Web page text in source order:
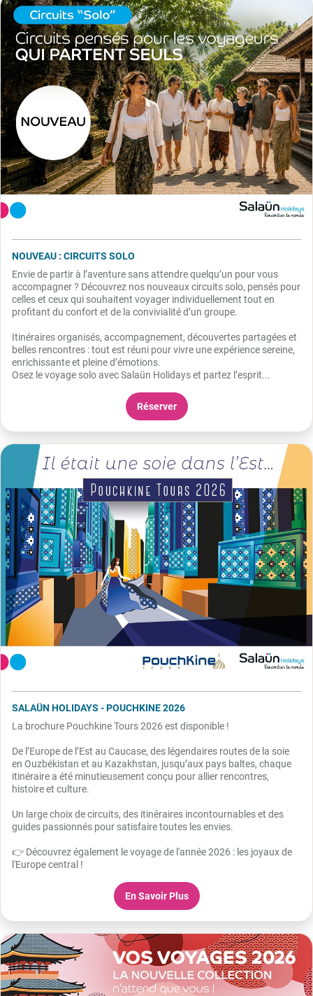
NOUVEAU : CIRCUITS SOLO
Envie de partir à l’aventure sans attendre quelqu’un pour vous
accompagner ? Découvrez nos nouveaux circuits solo, pensés pour
celles et ceux qui souhaitent voyager individuellement tout en
profitant du confort et de la convivialité d’un groupe.
Itinéraires organisés, accompagnement, découvertes partagées et
belles rencontres : tout est réuni pour vivre une expérience sereine,
enrichissante et pleine d’émotions.
Osez le voyage solo avec Salaün Holidays et partez l’esprit...
Réserver
SALAÜN HOLIDAYS - POUCHKINE 2026
La brochure Pouchkine Tours 2026 est disponible !
De l’Europe de l’Est au Caucase, des légendaires routes de la soie
en Ouzbékistan et au Kazakhstan, jusqu’aux pays baltes, chaque
itinéraire a été minutieusement conçu pour allier rencontres,
histoire et culture.
Un large choix de circuits, des itinéraires incontournables et des
guides passionnés pour satisfaire toutes les envies.
👉 Découvrez également le voyage de l'année 2026 : les joyaux de
l'Europe central !
En Savoir Plus